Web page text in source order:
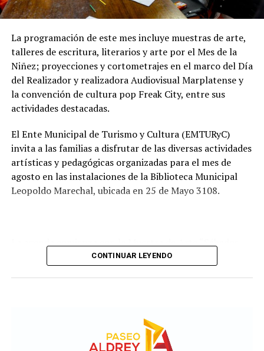
preservar las napas de agua subterránea, además de
mejorar las condiciones de higiene y salubridad para los
vecinos.
Tras la apertura de sobres, el expediente continuará su
recorrido administrativo con la intervención de la
Comisión de Estudio de Ofertas y Adjudicación, que
tendrá a su cargo la evaluación de las propuestas
obra.
La programación de este mes incluye muestras de arte,
talleres de escritura, literarios y arte por el Mes de la
Niñez; proyecciones y cortometrajes en el marco del Día
del Realizador y realizadora Audiovisual Marplatense y
la convención de cultura pop Freak City, entre sus
actividades destacadas.
El Ente Municipal de Turismo y Cultura (EMTURyC)
invita a las familias a disfrutar de las diversas actividades
artísticas y pedagógicas organizadas para el mes de
agosto en las instalaciones de la Biblioteca Municipal
Leopoldo Marechal, ubicada en 25 de Mayo 3108.
Culturales”, a cargo del grupo Cul Mardel, que se podrá
10 a 12 en la Biblioteca de Autores Marplatenses,
ubicada en el primer piso del edificio.
CONTINUAR LEYENDO